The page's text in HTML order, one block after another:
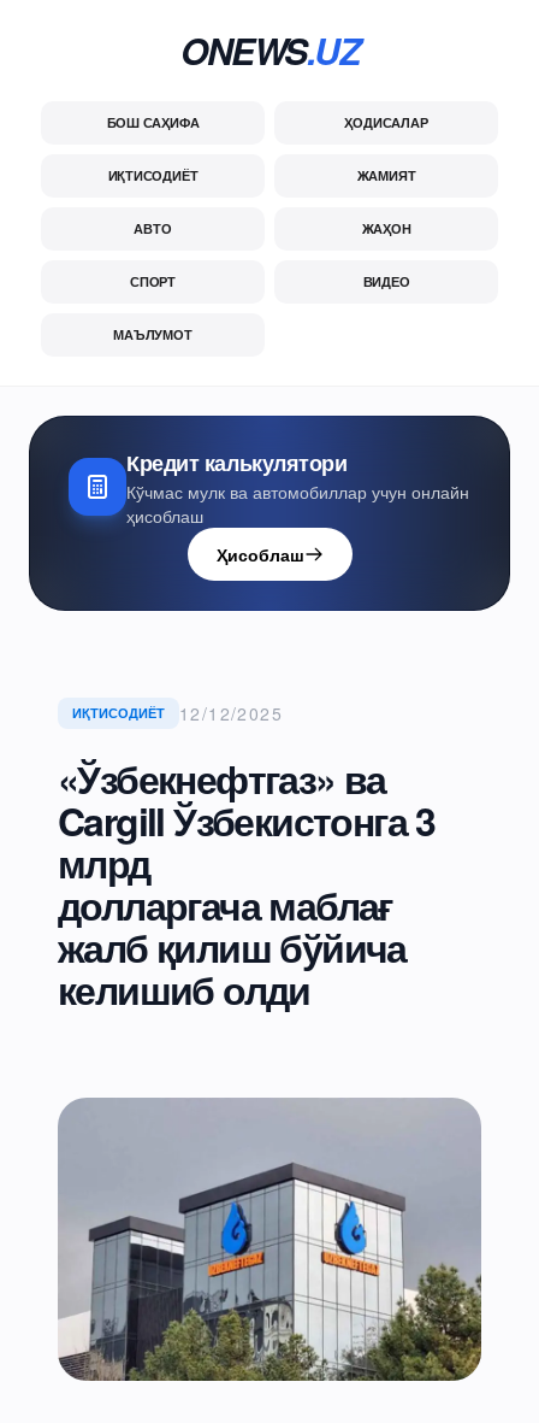
ONEWS.UZ
БОШ САҲИФА ҲОДИСАЛАР
ИҚТИСОДИЁТ ЖАМИЯТ
АВТО ЖАҲОН
СПОРТ ВИДЕО
МАЪЛУМОТ
Кредит калькулятори
Кўчмас мулк ва автомобиллар учун онлайн
ҳисоблаш
Ҳисоблаш
ИҚТИСОДИЁТ 12/12/2025
«Ўзбекнефтгаз» ва
Cargill Ўзбекистонга 3
млрд
долларгача маблағ
жалб қилиш бўйича
келишиб олди